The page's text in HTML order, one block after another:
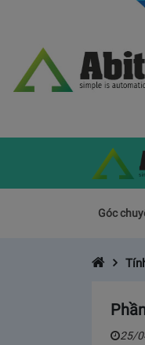
Góc
25/